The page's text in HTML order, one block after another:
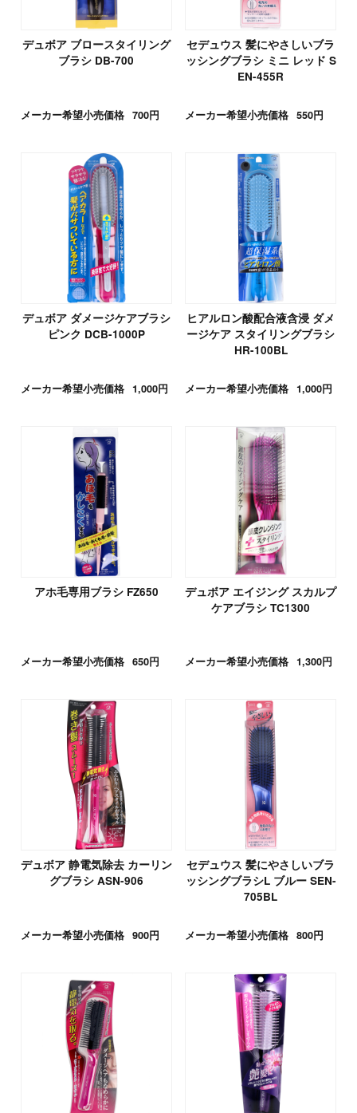
デュボア ブロースタイリング
ブラシ DB-700
メーカー希望小売価格 700円
セデュウス 髪にやさしいブラ
ッシングブラシ ミニ レッド S
EN-455R
メーカー希望小売価格 550円
デュボア ダメージケアブラシ
ピンク DCB-1000P
メーカー希望小売価格 1,000円
ヒアルロン酸配合液含浸 ダメ
ージケア スタイリングブラシ
HR-100BL
メーカー希望小売価格 1,000円
アホ毛専用ブラシ FZ650
メーカー希望小売価格 650円
デュボア エイジング スカルプ
ケアブラシ TC1300
メーカー希望小売価格 1,300円
デュボア 静電気除去 カーリン
グブラシ ASN-906
メーカー希望小売価格 900円
セデュウス 髪にやさしいブラ
ッシングブラシL ブルー SEN-
705BL
メーカー希望小売価格 800円